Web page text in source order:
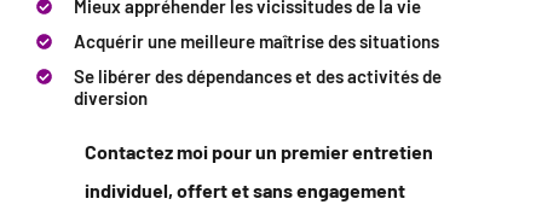
Mieux appréhender les vicissitudes de la vie
Acquérir une meilleure maîtrise des situations
Se libérer des dépendances et des activités de
diversion
Contactez moi pour un premier entretien
individuel, offert et sans engagement